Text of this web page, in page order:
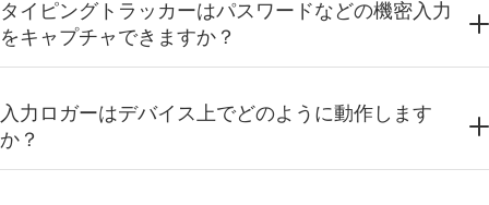
タイピングトラッカーはパスワードなどの機密入力
をキャプチャできますか？
入力ロガーはデバイス上でどのように動作します
か？